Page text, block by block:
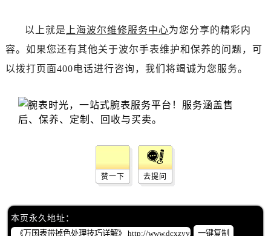
以上就是 上海波尔维修服务中心为您分享的精彩内
容。如果您还有其他关于波尔手表维护和保养的问题，可
以拨打页面400电话进行咨询，我们将竭诚为您服务。
赞一下 去提问
本页永久地址：
一键复制